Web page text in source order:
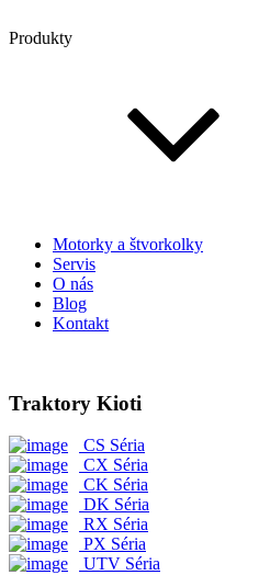
Produkty
Motorky a štvorkolky
Servis
O nás
Blog
Kontakt
Traktory Kioti
CS Séria
CX Séria
CK Séria
DK Séria
RX Séria
PX Séria
UTV Séria